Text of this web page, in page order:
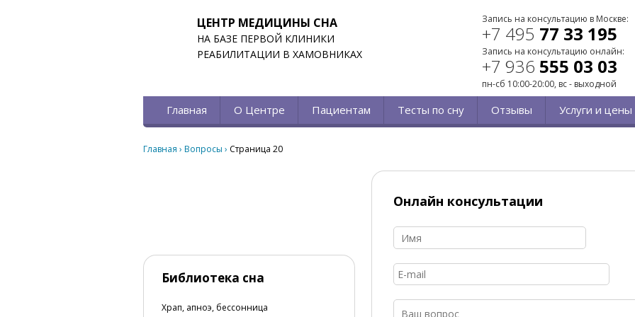
ЦЕНТР МЕДИЦИНЫ СНА
НА БАЗЕ ПЕРВОЙ КЛИНИКИ
РЕАБИЛИТАЦИИ В ХАМОВНИКАХ
Запись на консультацию в Москве:
+7 495 77 33 195
Запись на консультацию онлайн:
+7 936 555 03 03
пн-сб 10:00-20:00, вс - выходной
Главная О Центре Пациентам Тесты по сну Отзывы Услуги и цены
Главная › Вопросы › Страница 20
Онлайн консультации
Библиотека сна
Храп, апноэ, бессонница